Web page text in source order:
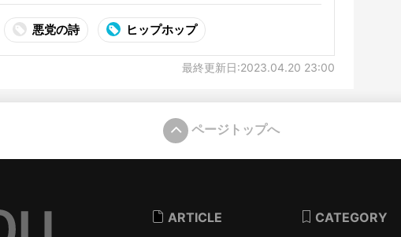
悪党の詩 ヒップホップ
最終更新日:2023.04.20 23:00
ページトップへ
ARTICLE
CATEGORY